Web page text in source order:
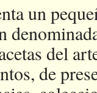
un
del
de